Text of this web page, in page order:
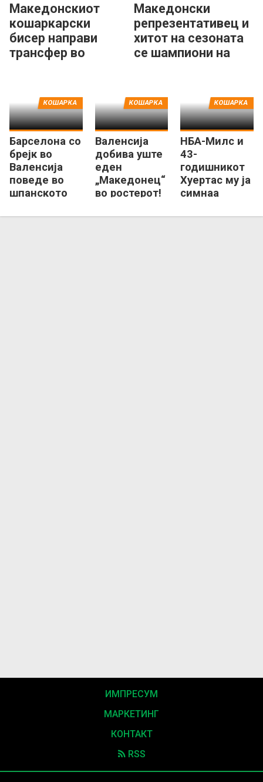
Македонскиот
кошаркарски
бисер направи
трансфер во
Македонски
репрезентативец и
хитот на сезоната
се шампиони на
Барселона со
брејк во
Валенсија
поведе во
шпанското
КОШАРКА
Валенсија
добива уште
еден
„Македонец“
во ростерот!
КОШАРКА
НБА-Милс и
43-
годишникот
Хуертас му ја
симнаа
„кралот“ во
КОШАРКА
ИМПРЕСУМ
МАРКЕТИНГ
КОНТАКТ
RSS